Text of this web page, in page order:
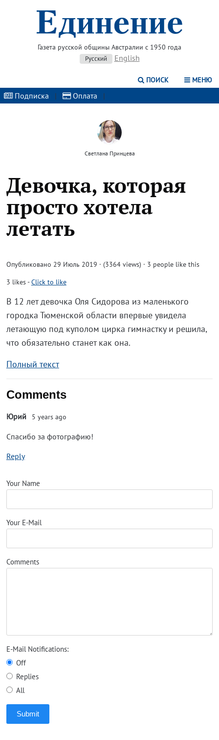
Газета русской общины Австралии с 1950 года
Русский English
ПОИСК МЕНЮ
Подписка | Оплата |
Светлана Принцева
Девочка, которая
просто хотела
летать
Опубликовано 29 Июль 2019 · (3364 views) · 3 people like this
3 likes-Click to like
В 12 лет девочка Оля Сидорова из маленького
городка Тюменской области впервые увидела
летающую под куполом цирка гимнастку и решила,
что обязательно станет как она.
Полный текст
Comments
Юрий 5 years ago
Спасибо за фотографию!
Reply
Your Name
Your E-Mail
Comments
E-Mail Notifications:
Off
Replies
All
Submit